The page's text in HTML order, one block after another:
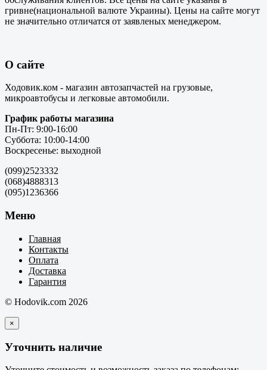
гривне(национальной валюте Украины). Цены на сайте могут
не значительно отличатся от заявленых менеджером.
О сайте
Ходовик.ком - магазин автозапчастей на грузовые,
микроавтобусы и легковые автомобили.
График работы магазина
Пн-Пт: 9:00-16:00
Суббота: 10:00-14:00
Воскресенье: выходной
(099)2523332
(068)4888313
(095)1236366
Меню
Главная
Контакты
Оплата
Доставка
Гарантия
© Hodovik.com 2026
×
Уточнить наличие